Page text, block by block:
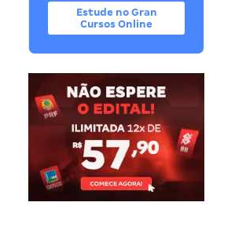
Estude no Gran
Cursos Online